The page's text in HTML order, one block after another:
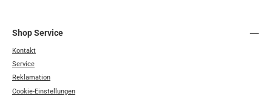
Shop Service
Kontakt
Service
Reklamation
Cookie-Einstellungen